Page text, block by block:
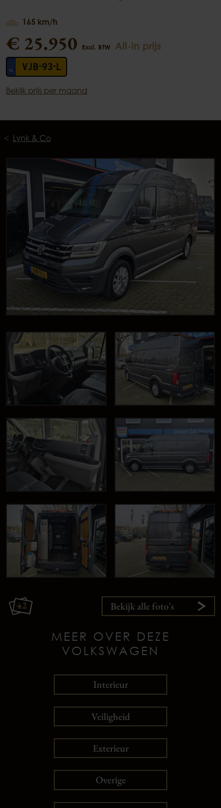
165 km/h
€ 25.950 Excl. BTW All-in prijs
VJB-93-L
Bekijk prijs per maand
Lynk & Co
42 Bekijk alle foto's
MEER OVER DEZE
VOLKSWAGEN
Interieur
Veiligheid
Exterieur
Overige